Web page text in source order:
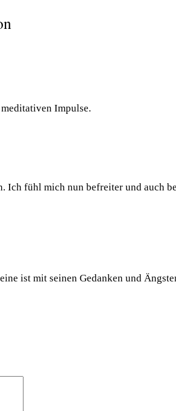
Impulse.
fühl mich nun befreiter und auch
ist mit seinen Gedanken und